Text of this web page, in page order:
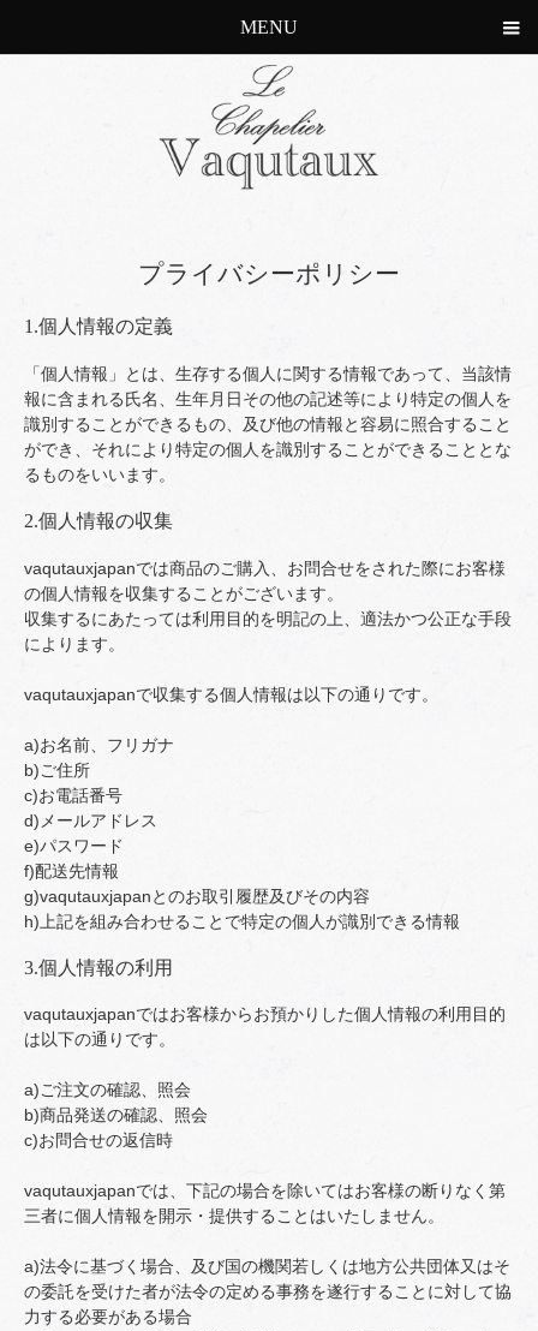
MENU
プライバシーポリシー
1.個人情報の定義
「個人情報」とは、生存する個人に関する情報であって、当該情
報に含まれる氏名、生年月日その他の記述等により特定の個人を
識別することができるもの、及び他の情報と容易に照合すること
ができ、それにより特定の個人を識別することができることとな
るものをいいます。
2.個人情報の収集
vaqutauxjapanでは商品のご購入、お問合せをされた際にお客様
の個人情報を収集することがございます。
収集するにあたっては利用目的を明記の上、適法かつ公正な手段
によります。
vaqutauxjapanで収集する個人情報は以下の通りです。
a)お名前、フリガナ
b)ご住所
c)お電話番号
d)メールアドレス
e)パスワード
f)配送先情報
g)vaqutauxjapanとのお取引履歴及びその内容
h)上記を組み合わせることで特定の個人が識別できる情報
3.個人情報の利用
vaqutauxjapanではお客様からお預かりした個人情報の利用目的
は以下の通りです。
a)ご注文の確認、照会
b)商品発送の確認、照会
c)お問合せの返信時
vaqutauxjapanでは、下記の場合を除いてはお客様の断りなく第
三者に個人情報を開示・提供することはいたしません。
a)法令に基づく場合、及び国の機関若しくは地方公共団体又はそ
の委託を受けた者が法令の定める事務を遂行することに対して協
力する必要がある場合